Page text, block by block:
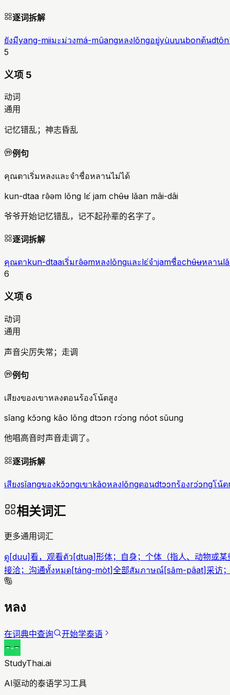
逐词拆解
ยังมีyang-miiมะม่วงmá-mûangหลงlǒngอยู่yùuบนbonต้นdtôn
5
义项 5
动词
通用
记忆错乱；神志昏乱
例句
คุณตาเริ่มหลงและจำชื่อหลานไม่ได้
kun-dtaa rə̂əm lǒng lɛ́ jam chʉ̂ʉ lǎan mâi-dâi
爷爷开始记忆错乱，记不起孙辈的名字了。
逐词拆解
คุณตาkun-dtaaเริ่มrə̂əmหลงlǒngและlɛ́จำjamชื่อchʉ̂ʉหลาน
6
义项 6
动词
通用
声音尖厉失常；走调
例句
เสียงของเขาหลงตอนร้องโน้ตสูง
sǐang kɔ̌ɔng kǎo lǒng dtɔɔn rɔ́ɔng nóot sǔung
他唱高音时声音走调了。
逐词拆解
เสียงsǐangของkɔ̌ɔngเขาkǎoหลงlǒngตอนdtɔɔnร้องrɔ́ɔngโน้ต
相关词汇
更多通用词汇
ดู[duu]看，观看ตัว[dtua]形体；自身；个体（指人、动物或某
接洽；沟通ทั้งหมด[táng-mòt]全部สัมภาษณ์[sǎm-pâat]采访
หลง
在词典中查询 开始学泰语
StudyThai.ai
AI驱动的泰语学习工具